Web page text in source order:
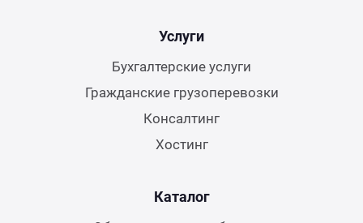
Услуги
Бухгалтерские услуги
Гражданские грузоперевозки
Консалтинг
Хостинг
Каталог